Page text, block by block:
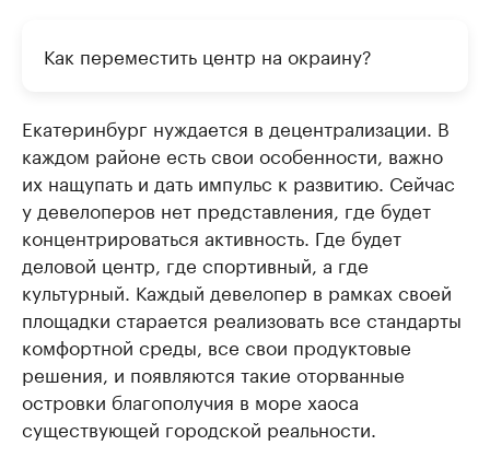
Как переместить центр на окраину?
Екатеринбург нуждается в децентрализации. В
каждом районе есть свои особенности, важно
их нащупать и дать импульс к развитию. Сейчас
у девелоперов нет представления, где будет
концентрироваться активность. Где будет
деловой центр, где спортивный, а где
культурный. Каждый девелопер в рамках своей
площадки старается реализовать все стандарты
комфортной среды, все свои продуктовые
решения, и появляются такие оторванные
островки благополучия в море хаоса
существующей городской реальности.